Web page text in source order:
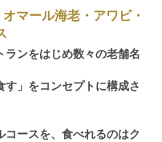
マール海老・アワビ・
ランをはじめ数々の老舗名
す」をコンセプトに構成さ
ースを、食べれるのはク